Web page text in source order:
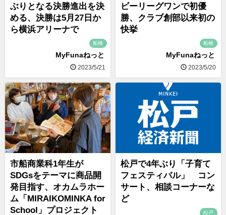
ぶりとなる決勝進出を決
める、決勝は5月27日か
ら横浜アリーナで
船橋
MyFunaねっと
2023/5/21
ビーリーグワンで初優
勝、クラブ創部以来初の
快挙
船橋
MyFunaねっと
2023/5/20
市船商業科1年生が
SDGsをテーマに商品開
発目指す、オカムラホー
ム「MIRAIKOMINKA for
School」プロジェクト
松戸で4年ぶり「子育て
フェスティバル」 コン
サート、相談コーナーな
ど
松戸